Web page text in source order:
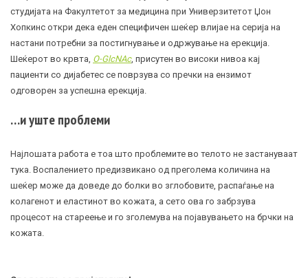
студијата на Факултетот за медицина при Универзитетот Џон
Хопкинс откри дека еден специфичен шеќер влијае на серија на
настани потребни за постигнување и одржување на ерекција.
Шеќерот во крвта, О-GlcNAc, присутен во високи нивоа кај
пациенти со дијабетес се поврзува со пречки на ензимот
одговорен за успешна ерекција.
…и уште проблеми
Најлошата работа е тоа што проблемите во телото не застануваат
тука. Воспалението предизвикано од преголема количина на
шеќер може да доведе до болки во зглобовите, распаѓање на
колагенот и еластинот во кожата, а сето ова го забрзува
процесот на стареење и го зголемува на појавувањето на брчки на
кожата.